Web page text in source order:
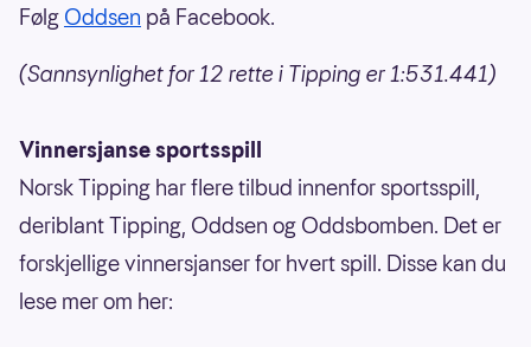
Følg Oddsen på Facebook.
(Sannsynlighet for 12 rette i Tipping er 1:531.441)
Vinnersjanse sportsspill
Norsk Tipping har flere tilbud innenfor sportsspill,
deriblant Tipping, Oddsen og Oddsbomben. Det er
forskjellige vinnersjanser for hvert spill. Disse kan du
lese mer om her: